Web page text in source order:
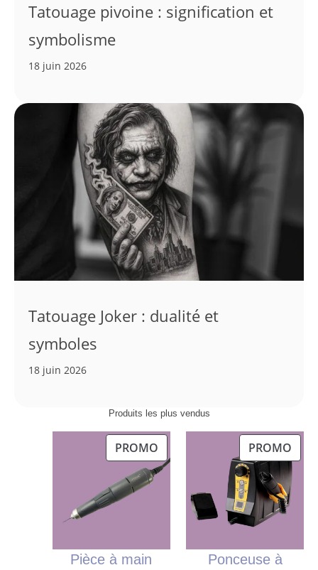
Tatouage pivoine : signification et
symbolisme
18 juin 2026
Tatouage Joker : dualité et
symboles
18 juin 2026
Produits les plus vendus
PROMOPRODUIT
EN
PROMOTION
Pièce à main
PROMO
EN
Ponceuse à